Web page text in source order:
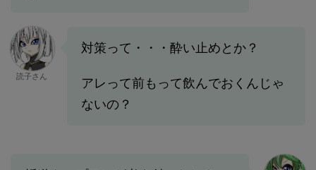
読子さん
対策って・・・酔い止めとか？
アレって前もって飲んでおくんじゃ
ないの？